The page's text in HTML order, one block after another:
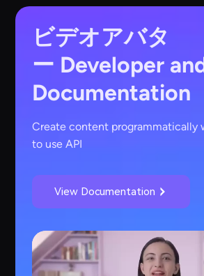
ビデオアバタ
ー Developer
Documentation
Create content programmatically
to use API
View Documentation